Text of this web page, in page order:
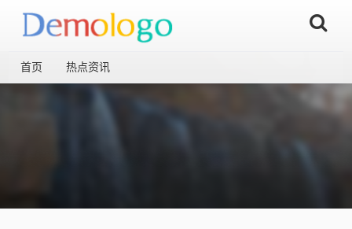
首页 热点资讯